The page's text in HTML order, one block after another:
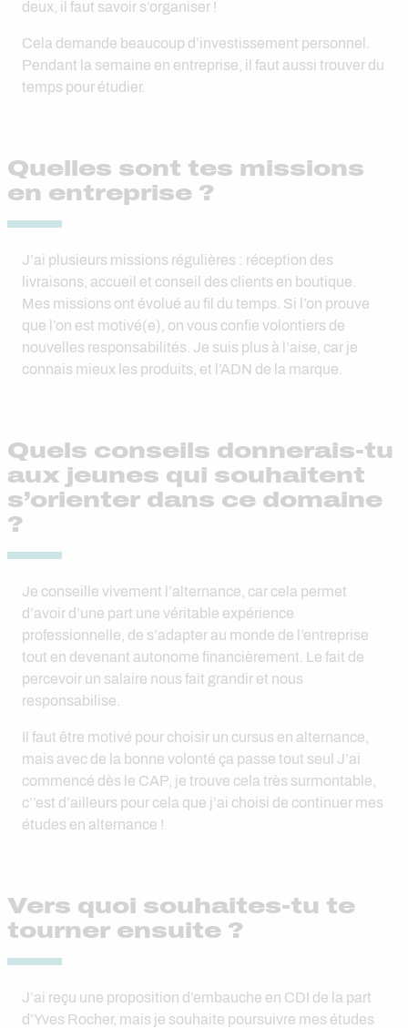
deux, il faut savoir s’organiser !
Cela demande beaucoup d’investissement personnel.
Pendant la semaine en entreprise, il faut aussi trouver du
temps pour étudier.
Quelles sont tes missions
en entreprise ?
J’ai plusieurs missions régulières : réception des
livraisons, accueil et conseil des clients en boutique.
Mes missions ont évolué au fil du temps. Si l’on prouve
que l’on est motivé(e), on vous confie volontiers de
nouvelles responsabilités. Je suis plus à l’aise, car je
connais mieux les produits, et l’ADN de la marque.
Quels conseils donnerais-tu
aux jeunes qui souhaitent
s’orienter dans ce domaine
?
Je conseille vivement l’alternance, car cela permet
d’avoir d’une part une véritable expérience
professionnelle, de s’adapter au monde de l’entreprise
tout en devenant autonome financièrement. Le fait de
percevoir un salaire nous fait grandir et nous
responsabilise.
Il faut être motivé pour choisir un cursus en alternance,
mais avec de la bonne volonté ça passe tout seul J’ai
commencé dès le CAP, je trouve cela très surmontable,
c’’est d’ailleurs pour cela que j’ai choisi de continuer mes
études en alternance !
Vers quoi souhaites-tu te
tourner ensuite ?
J’ai reçu une proposition d’embauche en CDI de la part
d’Yves Rocher, mais je souhaite poursuivre mes études